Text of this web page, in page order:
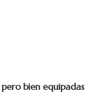
bien equipadas